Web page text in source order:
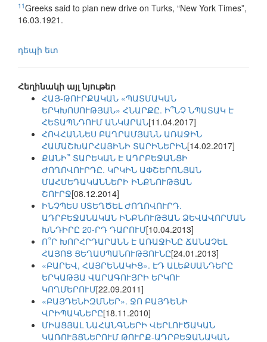
11Greeks said to plan new drive on Turks, “New York Times”,
16.03.1921.
դեպի ետ
Հեղինակի այլ նյութեր
ՀԱՅ-ԹՈՒՐՔԱԿԱՆ «ՊԱՏՄԱԿԱՆ
ԵՐԿԽՈՍՈՒԹՅԱՆ» ՀՆԱՐՔԸ. Ի՞ՆՉ ՆՊԱՏԱԿ Է
ՀԵՏԱՊՆԴՈՒՄ ԱՆԿԱՐԱՆ[11.04.2017]
ՀՈՎՀԱՆՆԵՍ ԲԱՂՐԱՄՅԱՆՆ ԱՌԱՋԻՆ
ՀԱՄԱՇԽԱՐՀԱՅԻՆԻ ՏԱՐԻՆԵՐԻՆ[14.02.2017]
ՔԱՆԻ՞ ՏԱՐԵԿԱՆ Է ԱԴՐԲԵՋԱՆՑԻ
ԺՈՂՈՎՈՒՐԴԸ. ԿՐԿԻՆ ԱՓՇԵՐՈՆՅԱՆ
ՄԱՀՄԵԴԱԿԱՆՆԵՐԻ ԻՆՔՆՈՒԹՅԱՆ
ՇՈՒՐՋ[08.12.2014]
ԻՆՉՊԵՍ ՍՏԵՂԾԵԼ ԺՈՂՈՎՈՒՐԴ.
ԱԴՐԲԵՋԱՆԱԿԱՆ ԻՆՔՆՈՒԹՅԱՆ ՁԵՎԱՎՈՐՄԱՆ
ԽՆԴԻՐԸ 20-ՐԴ ԴԱՐՈՒՄ[10.04.2013]
Ո՞Ր ԽՈՐՀՐԴԱՐԱՆՆ Է ԱՌԱՋԻՆԸ ՃԱՆԱՉԵԼ
ՀԱՅՈՑ ՑԵՂԱՍՊԱՆՈՒԹՅՈՒՆԸ[24.01.2013]
«ԲԱՐԵՎ, ՀԱՅՐԵՆԱԿԻՑ». ԷԴ ԱԼԵՔՍԱՆԴԵՐԸ
ԵՐԿԱԹՅԱ ՎԱՐԱԳՈՒՅՐԻ ԵՐԿՈՒ
ԿՈՂՄԵՐՈՒՄ[22.09.2011]
«ԲԱՅԴԵՆԻԶՄՆԵՐ». ՋՈ ԲԱՅԴԵՆԻ
ՎՐԻՊԱԿՆԵՐԸ[18.11.2010]
ՄԻԱՑՅԱԼ ՆԱՀԱՆԳՆԵՐԻ ՎԵՐԼՈՒԾԱԿԱՆ
ԿԱՌՈՒՅՑՆԵՐՈՒՄ ԹՈՒՐՔ-ԱԴՐԲԵՋԱՆԱԿԱՆ